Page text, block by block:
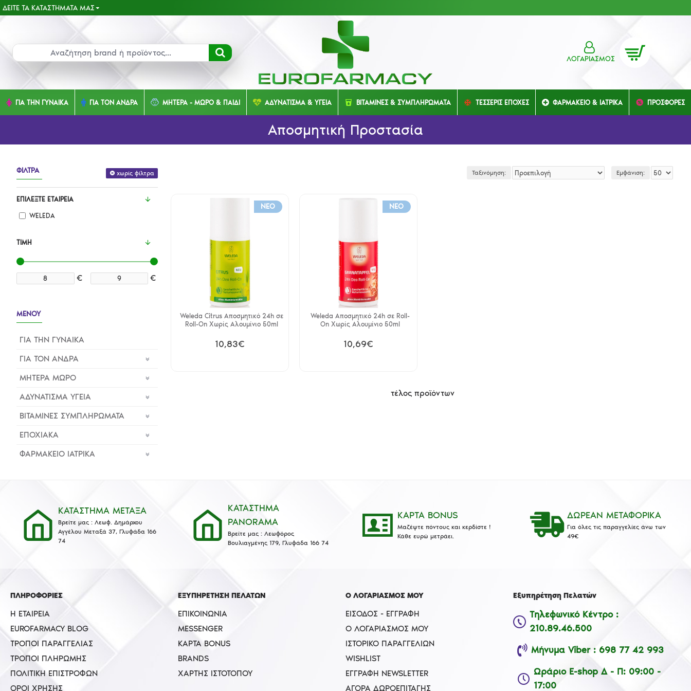
ΔΕΊΤΕ ΤΑ ΚΑΤΑΣΤΉΜΑΤΑ ΜΑΣ
ΛΟΓΑΡΙΑΣΜΌΣ
ΓΙΑ ΤΗΝ ΓΥΝΑΙΚΑ ΓΙΑ ΤΟΝ ΑΝΔΡΑ ΜΗΤΕΡΑ - ΜΩΡΟ & ΠΑΙΔΙ ΑΔΥΝΑΤΙΣΜΑ & ΥΓΕΙΑ ΒΙΤΑΜΙΝΕΣ & ΣΥΜΠΛΗΡΩΜΑΤΑ ΤΕΣΣΕΡΙΣ ΕΠΟΧΕΣ ΦΑΡΜΑΚΕΙΟ & ΙΑΤΡΙΚΑ ΠΡΟΣΦΟΡΕΣ
Αποσμητική Προστασία
ΦΊΛΤΡΑ χωρίς φίλτρα
ΤΙΜΉ
€ €
ΕΠΙΛΈΞΤΕ ΕΤΑΙΡΕΊΑ
WELEDA
ΜΕΝΟΥ
ΓΙΑ ΤΗΝ ΓΥΝΑΙΚΑ
ΓΙΑ ΤΟΝ ΑΝΔΡΑ
ΜΗΤΕΡΑ ΜΩΡΟ
ΑΔΥΝΑΤΙΣΜΑ ΥΓΕΙΑ
ΒΙΤΑΜΙΝΕΣ ΣΥΜΠΛΗΡΩΜΑΤΑ
ΕΠΟΧΙΑΚΑ
ΦΑΡΜΑΚΕΙΟ ΙΑΤΡΙΚΑ
Ταξινόμηση: Εμφάνιση:
NEO
Weleda Citrus Αποσμητικό 24h σε
Roll-On Χωρίς Αλουμίνιο 50ml
10,83€
NEO
Weleda Αποσμητικό 24h σε Roll-
On Χωρίς Αλουμίνιο 50ml
10,69€
τέλος προϊόντων
ΚΑΤΑΣΤΗΜΑ ΜΕΤΑΞΑ
Βρείτε μας : Λεωφ. Δημάρχου
Αγγέλου Μεταξά 37, Γλυφάδα 166
74
ΚΑΤΑΣΤΗΜΑ
PANORAMA
Βρείτε μας : Λεωφόρος
Βουλιαγμένης 179, Γλυφάδα 166 74
ΚΑΡΤΑ BONUS
Μαζέψτε πόντους και κερδίστε !
Κάθε ευρώ μετράει.
ΔΩΡΕΑΝ ΜΕΤΑΦΟΡΙΚΑ
Για όλες τις παραγγελίες άνω των
49€
ΠΛΗΡΟΦΟΡΙΕΣ
Η ΕΤΑΙΡΕΊΑ
EUROFARMACY BLOG
ΤΡΌΠΟΙ ΠΑΡΑΓΓΕΛΊΑΣ
ΤΡΌΠΟΙ ΠΛΗΡΩΜΉΣ
ΠΟΛΙΤΙΚΉ ΕΠΙΣΤΡΟΦΏΝ
ΌΡΟΙ ΧΡΉΣΗΣ
ΕΞΥΠΗΡΕΤΗΣΗ ΠΕΛΑΤΩΝ
ΕΠΙΚΟΙΝΩΝΊΑ
MESSENGER
ΚΆΡΤΑ BONUS
BRANDS
ΧΆΡΤΗΣ ΙΣΤΌΤΟΠΟΥ
Ο ΛΟΓΑΡΙΑΣΜΟΣ ΜΟΥ
ΕΊΣΟΔΟΣ - ΕΓΓΡΑΦΉ
Ο ΛΟΓΑΡΙΑΣΜΌΣ ΜΟΥ
ΙΣΤΟΡΙΚΌ ΠΑΡΑΓΓΕΛΙΏΝ
WISHLIST
ΕΓΓΡΑΦΉ NEWSLETTER
ΑΓΟΡΆ ΔΩΡΟΕΠΙΤΑΓΉΣ
Εξυπηρέτηση Πελατών
Τηλεφωνικό Κέντρο :
210.89.46.500
Μήνυμα Viber : 698 77 42 993
Ωράριο E-shop Δ - Π: 09:00 -
17:00